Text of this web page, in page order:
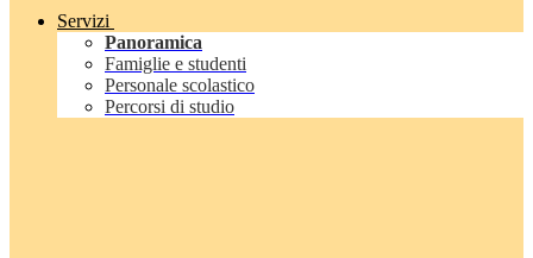
Servizi
Panoramica
Famiglie e studenti
Personale scolastico
Percorsi di studio